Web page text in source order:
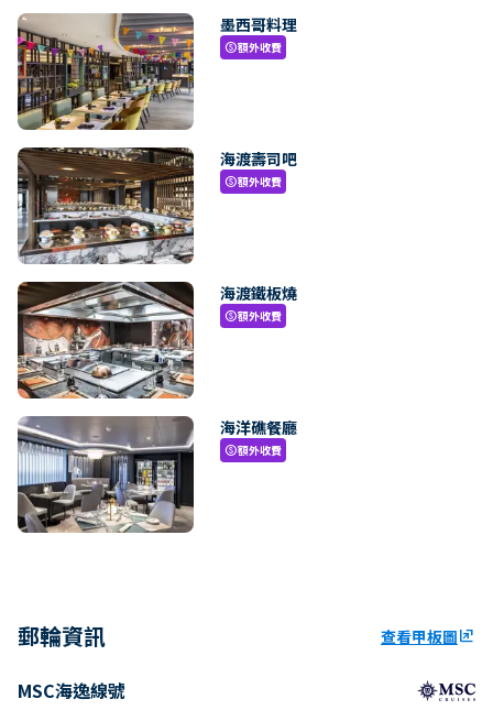
墨西哥料理
paid額外收費
海渡壽司吧
paid額外收費
海渡鐵板燒
paid額外收費
海洋礁餐廳
paid額外收費
郵輪資訊 查看甲板圖ungroup
MSC海逸線號